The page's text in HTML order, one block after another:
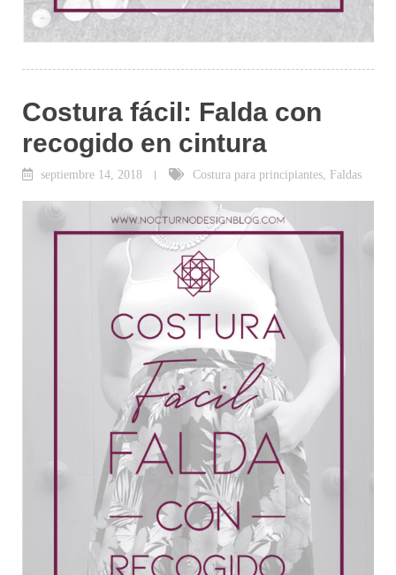
Costura fácil: Falda con
recogido en cintura
septiembre 14, 2018 Costura para principiantes, Faldas